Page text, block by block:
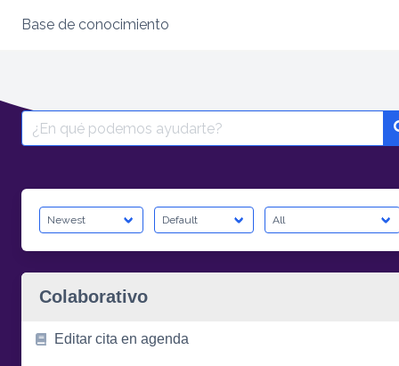
content
Base de conocimiento
Search
for:
Colaborativo
Editar cita en agenda